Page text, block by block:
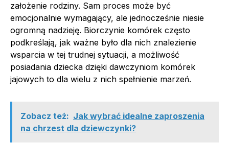
założenie rodziny. Sam proces może być
emocjonalnie wymagający, ale jednocześnie niesie
ogromną nadzieję. Biorczynie komórek często
podkreślają, jak ważne było dla nich znalezienie
wsparcia w tej trudnej sytuacji, a możliwość
posiadania dziecka dzięki dawczyniom komórek
jajowych to dla wielu z nich spełnienie marzeń.
Zobacz też: Jak wybrać idealne zaproszenia
na chrzest dla dziewczynki?